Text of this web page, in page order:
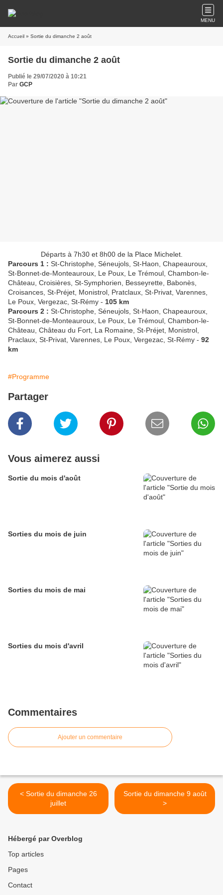
MENU
Accueil » Sortie du dimanche 2 août
Sortie du dimanche 2 août
Publié le 29/07/2020 à 10:21
Par GCP
Départs à 7h30 et 8h00 de la Place Michelet.
Parcours 1 : St-Christophe, Séneujols, St-Haon, Chapeauroux,
St-Bonnet-de-Monteauroux, Le Poux, Le Trémoul, Chambon-le-
Château, Croisières, St-Symphorien, Besseyrette, Babonès,
Croisances, St-Préjet, Monistrol, Pratclaux, St-Privat, Varennes,
Le Poux, Vergezac, St-Rémy - 105 km
Parcours 2 : St-Christophe, Séneujols, St-Haon, Chapeauroux,
St-Bonnet-de-Monteauroux, Le Poux, Le Trémoul, Chambon-le-
Château, Château du Fort, La Romaine, St-Préjet, Monistrol,
Praclaux, St-Privat, Varennes, Le Poux, Vergezac, St-Rémy - 92
km
#Programme
Partager
Vous aimerez aussi
Sortie du mois d'août
Sorties du mois de juin
Sorties du mois de mai
Sorties du mois d'avril
Commentaires
Ajouter un commentaire
< Sortie du dimanche 26
juillet
Sortie du dimanche 9 août
>
Hébergé par Overblog
Top articles
Pages
Contact